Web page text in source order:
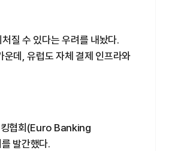
질 수 있다는 우려를 내놨다.
데, 유럽도 자체 결제 인프라와
킹협회(Euro Banking
발간했다.